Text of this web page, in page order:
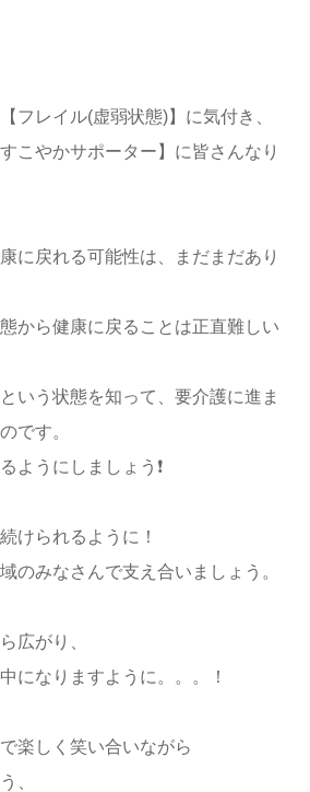
フレイル(虚弱状態)】に気付き、
こやかサポーター】に皆さんなり
に戻れる可能性は、まだまだあり
から健康に戻ることは正直難しい
いう状態を知って、要介護に進ま
です。
ようにしましょう❗️
けられるように！
のみなさんで支え合いましょう。
広がり、
になりますように。。。！
楽しく笑い合いながら
、